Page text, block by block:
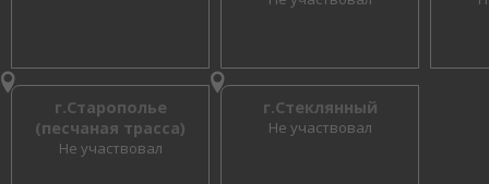
г.Старополье
(песчаная трасса)
Не участвовал
г.Стеклянный
Не участвовал